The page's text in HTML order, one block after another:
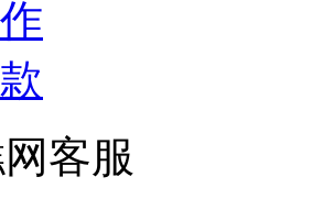
客服